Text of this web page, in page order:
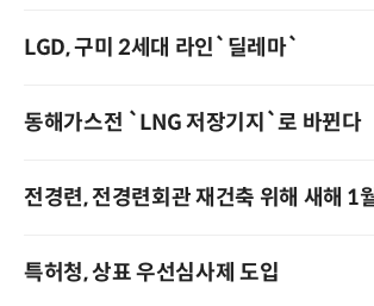
LGD, 구미 2세대 라인`딜레마`
동해가스전 `LNG 저장기지`로 바뀐다
전경련, 전경련회관 재건축 위해 새해 1
특허청, 상표 우선심사제 도입